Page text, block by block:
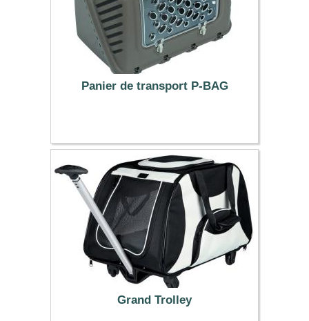
Panier de transport P-BAG
21.99 €
Grand Trolley